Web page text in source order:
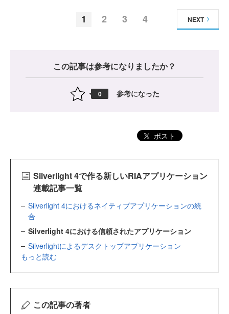
1 2 3 4 NEXT
この記事は参考になりましたか？
0 参考になった
ポスト
Silverlight 4で作る新しいRIAアプリケーション
連載記事一覧
Silverlight 4におけるネイティブアプリケーションの統
合
Silverlight 4における信頼されたアプリケーション
Silverlightによるデスクトップアプリケーション
もっと読む
この記事の著者